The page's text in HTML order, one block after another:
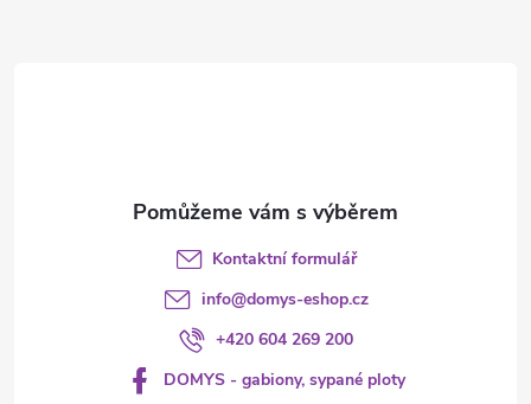
Kontaktní formulář
info@domys-eshop.cz
+420 604 269 200
DOMYS - gabiony, sypané ploty